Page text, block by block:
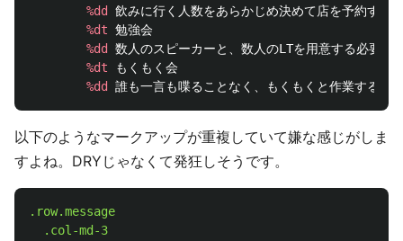
%dd
飲みに行く人数をあらかじめ決めて店を予約する
%dt 勉強会
%dd
数人のスピーカーと、数人のLTを用意する必要が
%dt もくもく会
%dd
以下のようなマークアップが重複していて嫌な感じがしま
すよね。DRYじゃなくて発狂しそうです。
.row.message
.col-md-3